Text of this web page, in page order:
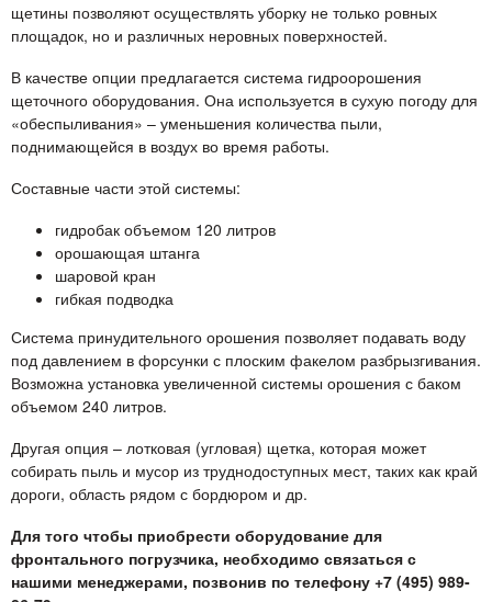
щетины позволяют осуществлять уборку не только ровных
площадок, но и различных неровных поверхностей.
В качестве опции предлагается система гидроорошения
щеточного оборудования. Она используется в сухую погоду для
«обеспыливания» – уменьшения количества пыли,
поднимающейся в воздух во время работы.
Составные части этой системы:
гидробак объемом 120 литров
орошающая штанга
шаровой кран
гибкая подводка
Система принудительного орошения позволяет подавать воду
под давлением в форсунки с плоским факелом разбрызгивания.
Возможна установка увеличенной системы орошения с баком
объемом 240 литров.
Другая опция – лотковая (угловая) щетка, которая может
собирать пыль и мусор из труднодоступных мест, таких как край
дороги, область рядом с бордюром и др.
Для того чтобы приобрести оборудование для
фронтального погрузчика, необходимо связаться с
нашими менеджерами, позвонив по телефону +7 (495) 989-